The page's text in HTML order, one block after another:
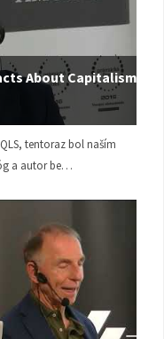
About Capitalism |
tentoraz bol naším
a autor be…